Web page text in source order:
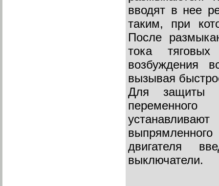
вводят в нее
таким, при
После
тока
возбуждения
вызывая
Для защиты
устанавливают
двигателя
выключатели.